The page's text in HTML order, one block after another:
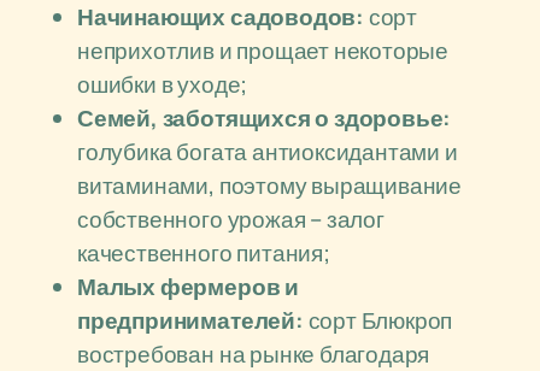
Начинающих садоводов: сорт
неприхотлив и прощает некоторые
ошибки в уходе;
Семей, заботящихся о здоровье:
голубика богата антиоксидантами и
витаминами, поэтому выращивание
собственного урожая – залог
качественного питания;
Малых фермеров и
предпринимателей: сорт Блюкроп
востребован на рынке благодаря